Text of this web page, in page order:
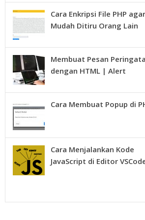
Cara Enkripsi File PHP
Mudah Ditiru Orang Lain
Membuat Pesan
dengan HTML | Alert
Cara Membuat Popup di
Cara Menjalankan Kode
JavaScript di Editor